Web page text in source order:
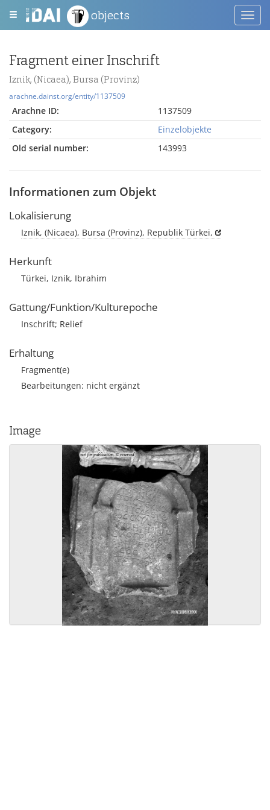
objects
Fragment einer Inschrift
Iznik, (Nicaea), Bursa (Provinz)
arachne.dainst.org/entity/1137509
Arachne ID:
1137509
Category:
Einzelobjekte
Old serial number:
143993
Informationen zum Objekt
Lokalisierung
Iznik, (Nicaea), Bursa (Provinz), Republik Türkei,
Herkunft
Türkei, Iznik, Ibrahim
Gattung/Funktion/Kulturepoche
Inschrift; Relief
Erhaltung
Fragment(e)
Bearbeitungen: nicht ergänzt
Image